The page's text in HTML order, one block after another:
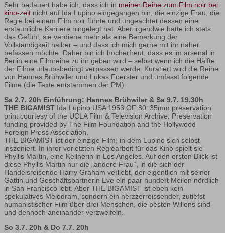
Sehr bedauert habe ich, dass ich in meiner Reihe zum Film noir bei
kino-zeit nicht auf Ida Lupino eingegangen bin, die einzige Frau, die
Regie bei einem Film noir führte und ungeachtet dessen eine
erstaunliche Karriere hingelegt hat. Aber irgendwie hatte ich stets
das Gefühl, sie verdiene mehr als eine Bemerkung der
Vollständigkeit halber – und dass ich mich gerne mit ihr näher
befassen möchte. Daher bin ich hocherfreut, dass es im arsenal in
Berlin eine Filmreihe zu ihr geben wird – selbst wenn ich die Hälfte
der Filme urlaubsbedingt verpassen werde. Kuratiert wird die Reihe
von Hannes Brühwiler und Lukas Foerster und umfasst folgende
Filme (die Texte entstammen der PM):
Sa 2.7. 20h Einführung: Hannes Brühwiler & Sa 9.7. 19.30h
THE BIGAMIST Ida Lupino USA 1953 OF 80‘ 35mm preservation
print courtesy of the UCLA Film & Television Archive. Preservation
funding provided by The Film Foundation and the Hollywood
Foreign Press Association.
THE BIGAMIST ist der einzige Film, in dem Lupino sich selbst
inszeniert. In ihrer vorletzten Regiearbeit für das Kino spielt sie
Phyllis Martin, eine Kellnerin in Los Angeles. Auf den ersten Blick ist
diese Phyllis Martin nur die „andere Frau“, in die sich der
Handelsreisende Harry Graham verliebt, der eigentlich mit seiner
Gattin und Geschäftspartnerin Eve ein paar hundert Meilen nördlich
in San Francisco lebt. Aber THE BIGAMIST ist eben kein
spekulatives Melodram, sondern ein herzzerreissender, zutiefst
humanistischer Film über drei Menschen, die besten Willens sind
und dennoch aneinander verzweifeln.
So 3.7. 20h & Do 7.7. 20h